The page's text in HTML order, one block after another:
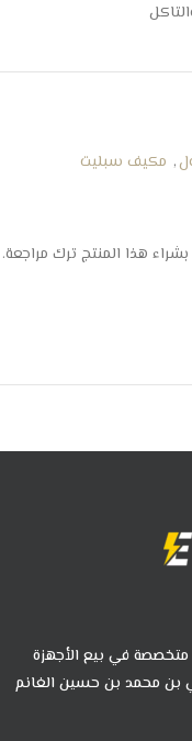
, مكيف سبليت
هذا المنتج ترك مراجعة.
متخصصة في بيع الأجهزة
بن محمد بن حسين الغانم